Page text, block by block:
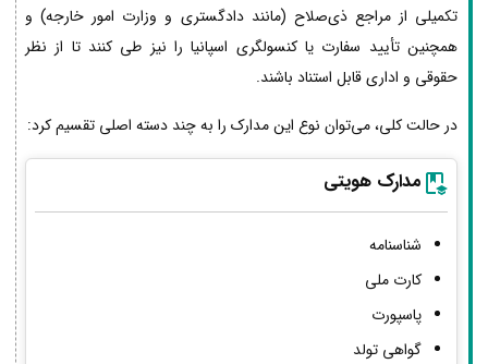
تکمیلی از مراجع ذی‌صلاح (مانند دادگستری و وزارت امور خارجه) و
همچنین تأیید سفارت یا کنسولگری اسپانیا را نیز طی کنند تا از نظر
حقوقی و اداری قابل استناد باشند.
در حالت کلی، می‌توان نوع این مدارک را به چند دسته اصلی تقسیم کرد:
مدارک هویتی
شناسنامه
کارت ملی
پاسپورت
گواهی تولد